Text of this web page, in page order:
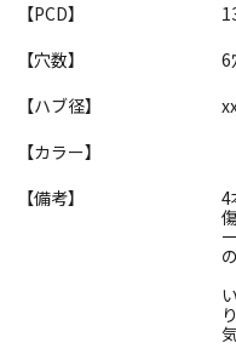
【PCD】
【穴数】
6
【ハブ径】
【カラー】
【備考】
4